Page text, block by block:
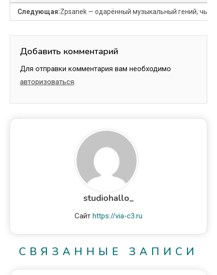
Следующая:Zpsanek — одарённый музыкальный гений, чья
Добавить комментарий
Для отправки комментария вам необходимо
авторизоваться.
studiohallo_
Сайт https://via-c3.ru
СВЯЗАННЫЕ ЗАПИСИ